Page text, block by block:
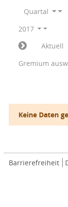
Quartal
2017
Aktuell
Gremium
Keine Daten
Barrierefreiheit